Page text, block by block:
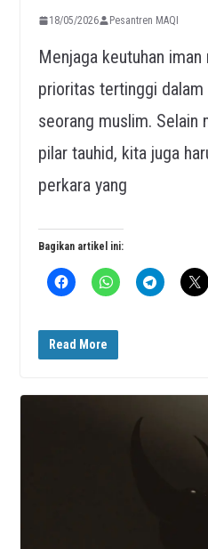
18/05/2026 Pesantren MAQI
Menjaga keutuhan iman
prioritas tertinggi dalam
seorang muslim. Selain
pilar tauhid, kita juga
perkara yang
Bagikan artikel ini:
Read More